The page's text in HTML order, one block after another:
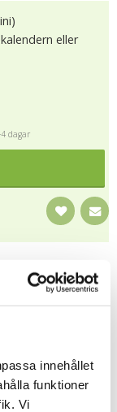
innehållet
funktioner
Vi
eller
dagar
mjölksyra),
vinbär, svart
vitt & gult,